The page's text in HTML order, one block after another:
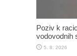
Poziv k
vodovodnih
5. 8. 2026